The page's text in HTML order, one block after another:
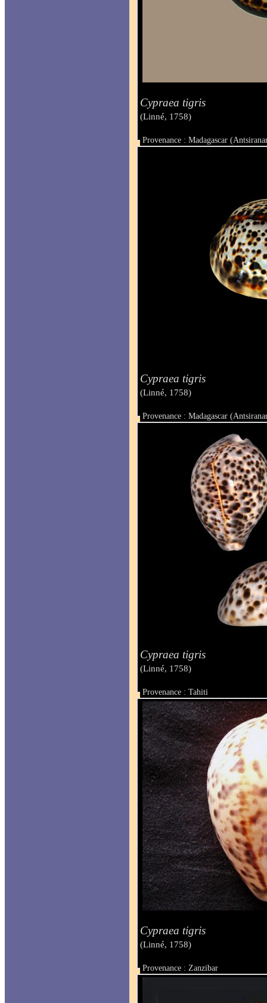
Cypraea tigris
(Linné, 1758)
Provenance : Madagascar
Taille : 82.6 mm
Cypraea tigris
(Linné, 1758)
Provenance : Madagascar
Taille : 81.3 mm
Cypraea tigris
(Linné, 1758)
Provenance : Tahiti
Taille : 82 mm
Cypraea tigris
(Linné, 1758)
Provenance : Zanzibar
Taille : 103 mm